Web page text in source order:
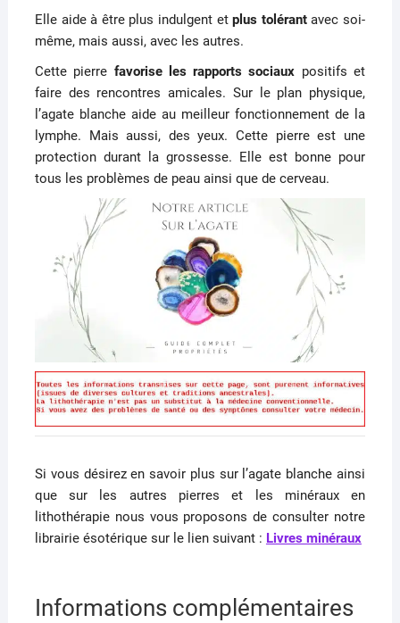
Elle aide à être plus indulgent etplus tolérantavec soi-
même, mais aussi, avec les autres.
Cette pierre favorise les rapports sociaux positifs et
faire des rencontres amicales. Sur le plan physique,
l’agate blanche aide au meilleur fonctionnement de la
lymphe. Mais aussi, des yeux. Cette pierre est une
protection durant la grossesse. Elle est bonne pour
tous les problèmes de peau ainsi que de cerveau.
Si vous désirez en savoir plus sur l’agate blanche ainsi
que sur les autres pierres et les minéraux en
lithothérapie nous vous proposons de consulter notre
librairie ésotérique sur le lien suivant : Livres minéraux
Informations complémentaires